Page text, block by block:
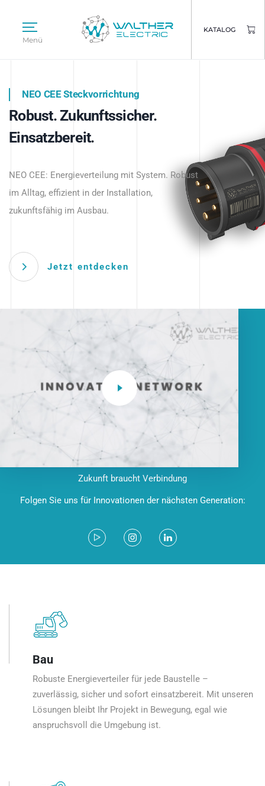
Menü
KATALOG
Intelligente Stromverteilung
beginnt hier.
NEO CEE Steckvorrichtung
Robust. Zukunftssicher.
Einsatzbereit.
NEO CEE: Energieverteilung mit System. Robust
im Alltag, effizient in der Installation,
zukunftsfähig im Ausbau.
Jetzt entdecken
Intelligenz trifft Energie.
Anwendungen – robust, IP-geschützt und
zukunftsfähig.
Zukunft braucht Verbindung
Folgen Sie uns für Innovationen der nächsten Generation:
Bau
Robuste Energieverteiler für jede Baustelle –
zuverlässig, sicher und sofort einsatzbereit. Mit unseren
Lösungen bleibt Ihr Projekt in Bewegung, egal wie
anspruchsvoll die Umgebung ist.